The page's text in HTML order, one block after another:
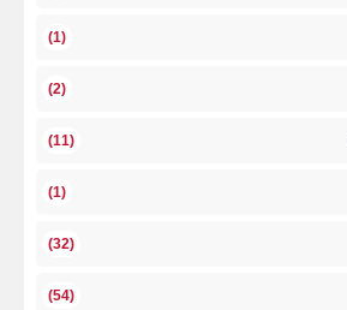
(1)
(2)
(11)
(1)
(32)
(54)